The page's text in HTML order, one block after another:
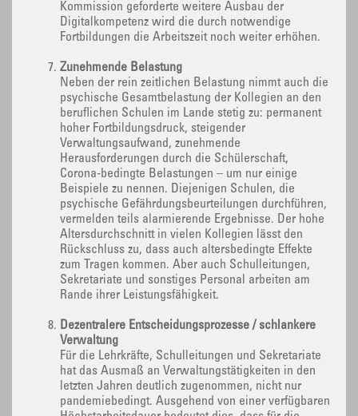
Kommission geforderte weitere Ausbau der
Digitalkompetenz wird die durch notwendige
Fortbildungen die Arbeitszeit noch weiter erhöhen.
Zunehmende Belastung
Neben der rein zeitlichen Belastung nimmt auch die
psychische Gesamtbelastung der Kollegien an den
beruflichen Schulen im Lande stetig zu: permanent
hoher Fortbildungsdruck, steigender
Verwaltungsaufwand, zunehmende
Herausforderungen durch die Schülerschaft,
Corona-bedingte Belastungen – um nur einige
Beispiele zu nennen. Diejenigen Schulen, die
psychische Gefährdungsbeurteilungen durchführen,
vermelden teils alarmierende Ergebnisse. Der hohe
Altersdurchschnitt in vielen Kollegien lässt den
Rückschluss zu, dass auch altersbedingte Effekte
zum Tragen kommen. Aber auch Schulleitungen,
Sekretariate und sonstiges Personal arbeiten am
Rande ihrer Leistungsfähigkeit.
Dezentralere Entscheidungsprozesse / schlankere
Verwaltung
Für die Lehrkräfte, Schulleitungen und Sekretariate
hat das Ausmaß an Verwaltungstätigkeiten in den
letzten Jahren deutlich zugenommen, nicht nur
pandemiebedingt. Ausgehend von einer verfügbaren